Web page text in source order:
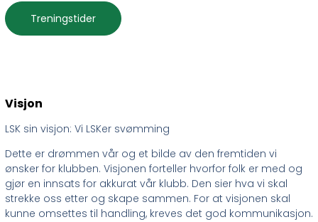
Treningstider
Visjon
LSK sin visjon: Vi LSKer svømming
Dette er drømmen vår og et bilde av den fremtiden vi
ønsker for klubben. Visjonen forteller hvorfor folk er med og
gjør en innsats for akkurat vår klubb. Den sier hva vi skal
strekke oss etter og skape sammen. For at visjonen skal
kunne omsettes til handling, kreves det god kommunikasjon.